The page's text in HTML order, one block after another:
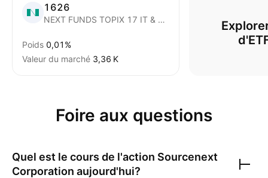
1626
NEXT FUNDS TOPIX 17 IT & Service Other ETF
Poids 0,01%
Valeur du marché ‪3,36 K‬
Foire aux questions
Quel est le cours de l'action Sourcenext
Corporation aujourd'hui?